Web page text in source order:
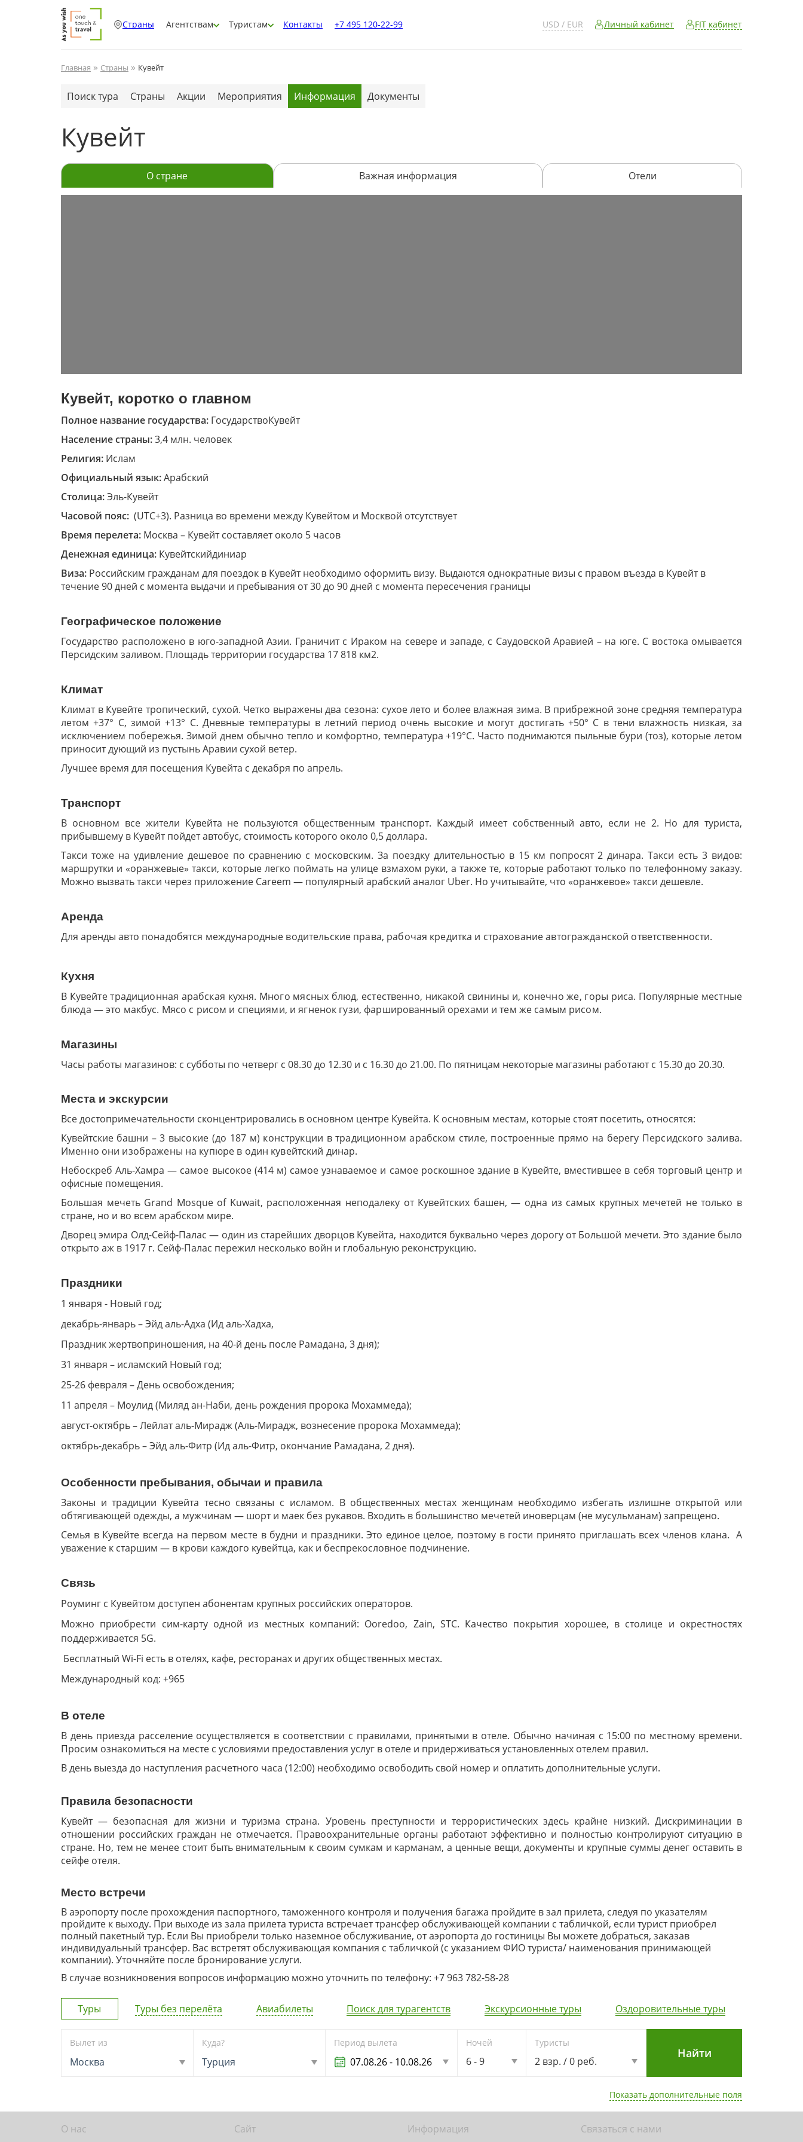
Страны Агентствам Туристам Контакты +7 495 120-22-99 USD / EUR Личный кабинет FIT кабинет
Главная » Страны » Кувейт
Поиск тура Страны Акции Мероприятия Информация Документы
Кувейт
О стране Важная информация Отели
Кувейт, коротко о главном
Полное название государства: ГосударствоКувейт
Население страны:3,4 млн. человек
Религия: Ислам
Официальный язык:Арабский
Столица:Эль-Кувейт
Часовой пояс: (UTC+3). Разница во времени между Кувейтом и Москвой отсутствует
Время перелета: Москва – Кувейт составляет около 5 часов
Денежная единица: Кувейтскийдиниар
Виза: Российским гражданам для поездок в Кувейт необходимо оформить визу. Выдаются однократные визы с правом въезда в Кувейт в
течение 90 дней с момента выдачи и пребывания от 30 до 90 дней с момента пересечения границы
Географическое положение
Государство расположено в юго-западной Азии. Граничит с Ираком на севере и западе, с Саудовской Аравией – на юге. С востока омывается
Персидским заливом. Площадь территории государства 17 818 км2.
Климат
Климат в Кувейте тропический, сухой. Четко выражены два сезона: сухое лето и более влажная зима. В прибрежной зоне средняя температура
летом +37° С, зимой +13° С. Дневные температуры в летний период очень высокие и могут достигать +50° С в тени влажность низкая, за
исключением побережья. Зимой днем обычно тепло и комфортно, температура +19°C. Часто поднимаются пыльные бури (тоз), которые летом
приносит дующий из пустынь Аравии сухой ветер.
Лучшее время для посещения Кувейта с декабря по апрель.
Транспорт
В основном все жители Кувейта не пользуются общественным транспорт. Каждый имеет собственный авто, если не 2. Но для туриста,
прибывшему в Кувейт пойдет автобус, стоимость которого около 0,5 доллара.
Такси тоже на удивление дешевое по сравнению с московским. За поездку длительностью в 15 км попросят 2 динара. Такси есть 3 видов:
маршрутки и «оранжевые» такси, которые легко поймать на улице взмахом руки, а также те, которые работают только по телефонному заказу.
Можно вызвать такси через приложение Careem — популярный арабский аналог Uber. Но учитывайте, что «оранжевое» такси дешевле.
Аренда
Для аренды авто понадобятся международные водительские права, рабочая кредитка и страхование автогражданской ответственности.
Кухня
В Кувейте традиционная арабская кухня. Много мясных блюд, естественно, никакой свинины и, конечно же, горы риса. Популярные местные
блюда — это макбус. Мясо с рисом и специями, и ягненок гузи, фаршированный орехами и тем же самым рисом.
Магазины
Часы работы магазинов: с субботы по четверг с 08.30 до 12.30 и с 16.30 до 21.00. По пятницам некоторые магазины работают с 15.30 до 20.30.
Места и экскурсии
Все достопримечательности сконцентрировались в основном центре Кувейта. К основным местам, которые стоят посетить, относятся:
Кувейтские башни –3 высокие (до 187 м) конструкции в традиционном арабском стиле, построенные прямо на берегу Персидского залива.
Именно они изображены на купюре в один кувейтский динар.
Небоскреб Аль-Хамра — самое высокое (414 м) самое узнаваемое и самое роскошное здание в Кувейте, вместившее в себя торговый центр и
офисные помещения.
Большая мечеть Grand Mosque of Kuwait, расположенная неподалеку от Кувейтских башен, — одна из самых крупных мечетей не только в
стране, но и во всем арабском мире.
Дворец эмира Олд-Сейф-Палас — один из старейших дворцов Кувейта, находится буквально через дорогу от Большой мечети. Это здание было
открыто аж в 1917 г. Сейф-Палас пережил несколько войн и глобальную реконструкцию.
Праздники
1 января - Новый год;
декабрь-январь – Эйд аль-Адха (Ид аль-Хадха,
Праздник жертвоприношения, на 40-й день после Рамадана, 3 дня);
31 января – исламский Новый год;
25-26 февраля – День освобождения;
11 апреля – Моулид (Миляд ан-Наби, день рождения пророка Мохаммеда);
август-октябрь – Лейлат аль-Мирадж (Аль-Мирадж, вознесение пророка Мохаммеда);
октябрь-декабрь – Эйд аль-Фитр (Ид аль-Фитр, окончание Рамадана, 2 дня).
Особенности пребывания, обычаи и правила
Законы и традиции Кувейта тесно связаны с исламом. В общественных местах женщинам необходимо избегать излишне открытой или
обтягивающей одежды, а мужчинам — шорт и маек без рукавов. Входить в большинство мечетей иноверцам (не мусульманам) запрещено.
Семья в Кувейте всегда на первом месте в будни и праздники. Это единое целое, поэтому в гости принято приглашать всех членов клана. А
уважение к старшим — в крови каждого кувейтца, как и беспрекословное подчинение.
Связь
Роуминг с Кувейтом доступен абонентам крупных российских операторов.
Можно приобрести сим-карту одной из местных компаний: Ooredoo, Zain, STC. Качество покрытия хорошее, в столице и окрестностях
поддерживается 5G.
Бесплатный Wi-Fi есть в отелях, кафе, ресторанах и других общественных местах.
Международный код: +965
В отеле
В день приезда расселение осуществляется в соответствии с правилами, принятыми в отеле. Обычно начиная с 15:00 по местному времени.
Просим ознакомиться на месте с условиями предоставления услуг в отеле и придерживаться установленных отелем правил.
В день выезда до наступления расчетного часа (12:00) необходимо освободить свой номер и оплатить дополнительные услуги.
Правила безопасности
Кувейт — безопасная для жизни и туризма страна. Уровень преступности и террористических здесь крайне низкий. Дискриминации в
отношении российских граждан не отмечается. Правоохранительные органы работают эффективно и полностью контролируют ситуацию в
стране. Но, тем не менее стоит быть внимательным к своим сумкам и карманам, а ценные вещи, документы и крупные суммы денег оставить в
сейфе отеля.
Место встречи
В аэропорту после прохождения паспортного, таможенного контроля и получения багажа пройдите в зал прилета, следуя по указателям
пройдите к выходу. При выходе из зала прилета туриста встречает трансфер обслуживающей компании с табличкой, если турист приобрел
полный пакетный тур. Если Вы приобрели только наземное обслуживание, от аэропорта до гостиницы Вы можете добраться, заказав
индивидуальный трансфер. Вас встретят обслуживающая компания с табличкой (с указанием ФИО туриста/ наименования принимающей
компании). Уточняйте после бронирование услуги.
В случае возникновения вопросов информацию можно уточнить по телефону: +7 963 782-58-28
Туры Туры без перелёта Авиабилеты Поиск для турагентств Экскурсионные туры Оздоровительные туры
Вылет из
Москва
Куда?
Турция
Период вылета Ночей
6 - 9
Туристы
2 взр. / 0 реб.
Показать дополнительные поля
О нас Сайт Информация Связаться с нами